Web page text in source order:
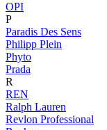
OPI
P
Paradis Des Sens
Philipp Plein
Phyto
Prada
R
REN
Ralph Lauren
Revlon Professional